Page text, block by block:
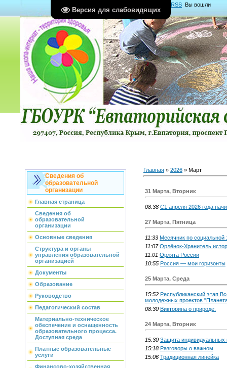
Версия для слабовидящих
RSS Вы вошли
какГость Группа "Гости"
Сведения об
образовательной
организации
Главная страница
Сведения об
образовательной
организации
Основные сведения
Структура и органы
управления образовательной
организацией
Документы
Образование
Руководство
Педагогический состав
Материально-техническое
обеспечение и оснащенность
образовательного процесса.
Доступная среда
Платные образовательные
услуги
Финансово-хозяйственная
Главная » 2026 » Март
31 Марта, Вторник
08:38 С1 апреля 2026 года
27 Марта, Пятница
11:33 Месячник по социальной
11:07 Орлёнок-Хранитель
11:01 Орлята России
10:55 Россия — мои горизонты
25 Марта, Среда
15:52 Республиканский этап
молодежных проектов
08:30 Викторина о природе.
24 Марта, Вторник
15:30 Защита индивидуальных
15:18 Разговоры о важном
15:06 Традиционная линейка